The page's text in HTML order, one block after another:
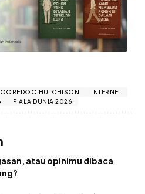
OOREDOO HUTCHISON
INTERNET
PIALA DUNIA 2026
atau opinimu dibaca